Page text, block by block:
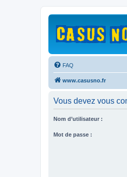
FAQ
www.casusno.fr
Vous devez vous
Nom d’utilisateur :
Mot de passe :